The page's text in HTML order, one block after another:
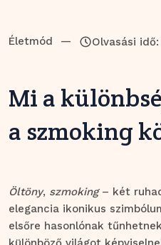
Életmód — Olvasási
Mi a
a szmoking
Öltöny, szmoking– két
elegancia ikonikus
elsőre hasonlónak